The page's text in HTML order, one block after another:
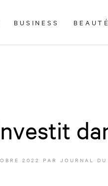
BUSINESS BEAUTÉ
2022 PAR JOURNAL DU